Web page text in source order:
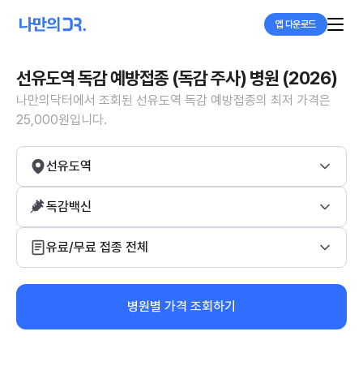
앱 다운로드
선유도역 독감 예방접종 (독감 주사) 병원 (2026)
나만의닥터에서 조회된 선유도역 독감 예방접종의 최저 가격은
25,000원입니다.
선유도역
독감백신
유료/무료 접종 전체
병원별 가격 조회하기